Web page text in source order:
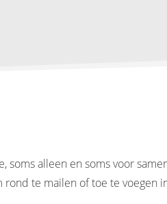
alleen en soms voor
te mailen of toe te voegen